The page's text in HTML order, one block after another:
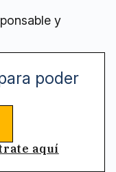
y
poder
aquí